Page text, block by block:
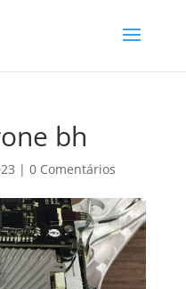
bh
| 0 Comentários